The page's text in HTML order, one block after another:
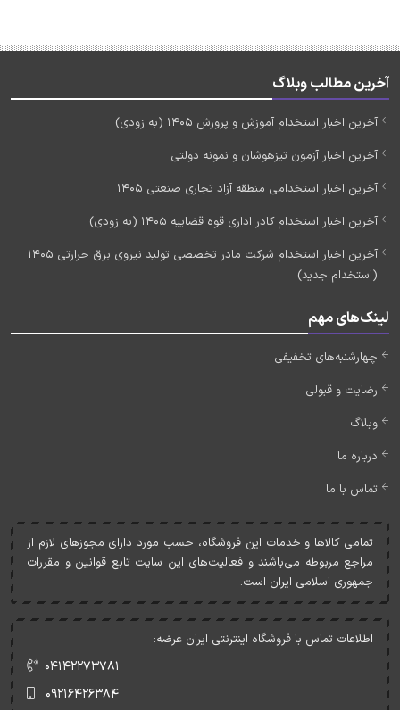
آخرین مطالب وبلاگ
آخرین اخبار استخدام آموزش و پرورش 1405 (به زودی)
آخرین اخبار آزمون تیزهوشان و نمونه دولتی
آخرین اخبار استخدامی منطقه آزاد تجاری صنعتی 1405
آخرین اخبار استخدام کادر اداری قوه قضاییه 1405 (به زودی)
آخرین اخبار استخدام شرکت مادر تخصصی تولید نیروی برق حرارتی 1405
(استخدام جدید)
لینک‌های مهم
چهارشنبه‌های تخفیفی
رضایت و قبولی
وبلاگ
درباره ما
تماس با ما
تمامی کالاها و خدمات اين فروشگاه، حسب مورد دارای مجوزهای لازم از
مراجع مربوطه می‌باشند و فعاليت‌های اين سايت تابع قوانين و مقررات
جمهوری اسلامی ايران است.
اطلاعات تماس با فروشگاه اینترنتی ایران عرضه:
۰۴۱۴۲۲۷۳۷۸۱
۰۹۲۱۶۴۲۶۳۸۴